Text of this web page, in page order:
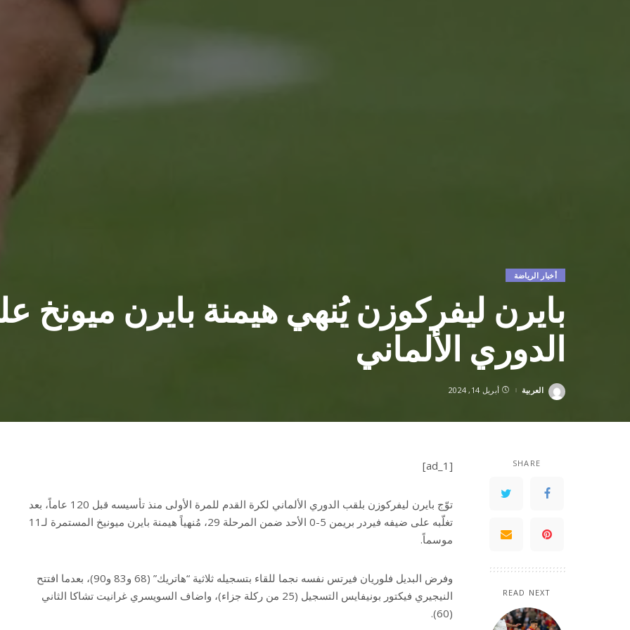
أخبار الرياضة
بايرن ليفركوزن يُنهي هيمنة بايرن ميونخ
الدوري الألماني
Posted
العربية أبريل 14, 2024
SHARE
READ NEXT
[ad_1]
توّج بايرن ليفركوزن بلقب الدوري الألماني لكرة القدم للمرة الأولى منذ تأسيسه قبل 120 عاماً، بعد
تغلّبه على ضيفه فيردر بريمن 5-0 الأحد ضمن المرحلة 29، مُنهياً هيمنة بايرن ميونيخ المستمرة لـ11
موسماً.
وفرض البديل فلوريان فيرتس نفسه نجما للقاء بتسجيله ثلاثية “هاتريك” (68 و83 و90)، بعدما افتتح
النيجيري فيكتور بونيفايس التسجيل (25 من ركلة جزاء)، واضاف السويسري غرانيت تشاكا الثاني
(60).